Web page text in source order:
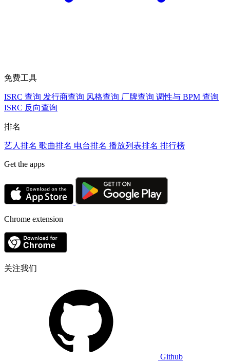
免费工具
ISRC 查询 发行商查询 风格查询 厂牌查询 调性与 BPM 查询
ISRC 反向查询
排名
艺人排名 歌曲排名 电台排名 播放列表排名 排行榜
Get the apps
Chrome extension
关注我们
Github